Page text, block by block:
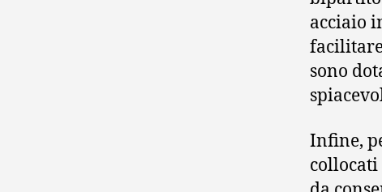
acciaio
sono
Infine,